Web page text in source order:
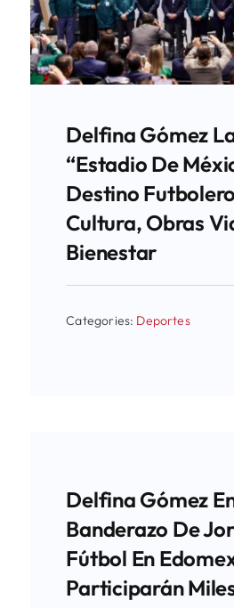
Delfina Gómez
“Estadio De
Destino
Cultura, Obras
Bienestar
Categories: Deportes
Delfina Gómez
Banderazo De
Fútbol En
Participarán